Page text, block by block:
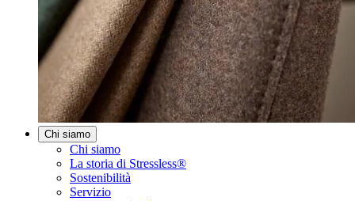
Chi siamo
Chi siamo
La storia di Stressless®
Sostenibilità
Servizio